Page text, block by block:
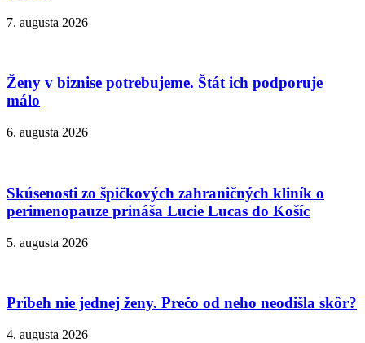
7. augusta 2026
Ženy v biznise potrebujeme. Štát ich podporuje
málo
6. augusta 2026
Skúsenosti zo špičkových zahraničných kliník o
perimenopauze prináša Lucie Lucas do Košíc
5. augusta 2026
Príbeh nie jednej ženy. Prečo od neho neodišla skôr?
4. augusta 2026